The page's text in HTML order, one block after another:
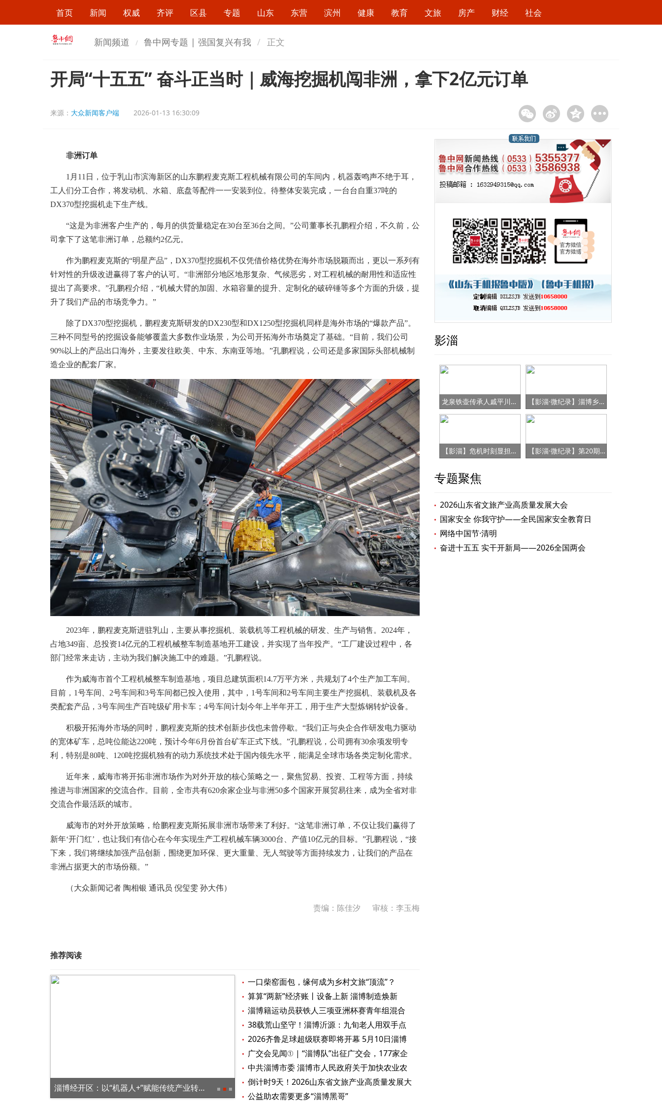
首页 新闻 权威 齐评 区县 专题 山东 东营 滨州 健康 教育 文旅 房产 财经 社会
新闻频道 鲁中网专题 | 强国复兴有我 正文
开局“十五五” 奋斗正当时｜威海挖掘机闯非洲，拿下2亿元订单
来源： 大众新闻客户端 2026-01-13 16:30:09
非洲订单
1月11日，位于乳山市滨海新区的山东鹏程麦克斯工程机械有限公司的车间内，机器轰鸣声不绝于耳，
工人们分工合作，将发动机、水箱、底盘等配件一一安装到位。待整体安装完成，一台台自重37吨的
DX370型挖掘机走下生产线。
“这是为非洲客户生产的，每月的供货量稳定在30台至36台之间。”公司董事长孔鹏程介绍，不久前，公
司拿下了这笔非洲订单，总额约2亿元。
作为鹏程麦克斯的“明星产品”，DX370型挖掘机不仅凭借价格优势在海外市场脱颖而出，更以一系列有
针对性的升级改进赢得了客户的认可。“非洲部分地区地形复杂、气候恶劣，对工程机械的耐用性和适应性
提出了高要求。”孔鹏程介绍，“机械大臂的加固、水箱容量的提升、定制化的破碎锤等多个方面的升级，提
升了我们产品的市场竞争力。”
除了DX370型挖掘机，鹏程麦克斯研发的DX230型和DX1250型挖掘机同样是海外市场的“爆款产品”。
三种不同型号的挖掘设备能够覆盖大多数作业场景，为公司开拓海外市场奠定了基础。“目前，我们公司
90%以上的产品出口海外，主要发往欧美、中东、东南亚等地。”孔鹏程说，公司还是多家国际头部机械制
造企业的配套厂家。
2023年，鹏程麦克斯进驻乳山，主要从事挖掘机、装载机等工程机械的研发、生产与销售。2024年，
占地349亩、总投资14亿元的工程机械整车制造基地开工建设，并实现了当年投产。“工厂建设过程中，各
部门经常来走访，主动为我们解决施工中的难题。”孔鹏程说。
作为威海市首个工程机械整车制造基地，项目总建筑面积14.7万平方米，共规划了4个生产加工车间。
目前，1号车间、2号车间和3号车间都已投入使用，其中，1号车间和2号车间主要生产挖掘机、装载机及各
类配套产品，3号车间生产百吨级矿用卡车；4号车间计划今年上半年开工，用于生产大型炼钢转炉设备。
积极开拓海外市场的同时，鹏程麦克斯的技术创新步伐也未曾停歇。“我们正与央企合作研发电力驱动
的宽体矿车，总吨位能达220吨，预计今年6月份首台矿车正式下线。”孔鹏程说，公司拥有30余项发明专
利，特别是80吨、120吨挖掘机独有的动力系统技术处于国内领先水平，能满足全球市场各类定制化需求。
近年来，威海市将开拓非洲市场作为对外开放的核心策略之一，聚焦贸易、投资、工程等方面，持续
推进与非洲国家的交流合作。目前，全市共有620余家企业与非洲50多个国家开展贸易往来，成为全省对非
交流合作最活跃的城市。
威海市的对外开放策略，给鹏程麦克斯拓展非洲市场带来了利好。“这笔非洲订单，不仅让我们赢得了
新年‘开门红’，也让我们有信心在今年实现生产工程机械车辆3000台、产值10亿元的目标。”孔鹏程说，“接
下来，我们将继续加强产品创新，围绕更加环保、更大重量、无人驾驶等方面持续发力，让我们的产品在
非洲占据更大的市场份额。”
（大众新闻记者 陶相银 通讯员 倪玺雯 孙大伟）
责编：陈佳汐 审核：李玉梅
推荐阅读
淄博经开区：以“机器人+”赋能传统产业转型升级 淄博这些古城古村，藏着最治愈的春日烟火
一口柴窑面包，缘何成为乡村文旅“顶流”？
算算“两新”经济账丨设备上新 淄博制造焕新
淄博籍运动员获铁人三项亚洲杯赛青年组混合
接力冠军
38载荒山坚守！淄博沂源：九旬老人用双手点
亮青山
2026齐鲁足球超级联赛即将开幕 5月10日淄博
主场首战临沂
广交会见闻① | “淄博队”出征广交会，177家企
业为“淄博智造”全球“上分”
中共淄博市委 淄博市人民政府关于加快农业农
村现代化扎实推进乡村全面振兴的实施意见
倒计时9天！2026山东省文旅产业高质量发展大
会将在淄博召开
公益助农需要更多“淄博黑哥”
影淄
龙泉铁壶传承人戚平川的“守艺”之路 【影淄·微纪录】淄博乡村女书记的“变形记”
【影淄】危机时刻显担当 赤胆忠心保健康 【影淄·微纪录】第20期：战“疫”老将刘景春
专题聚焦
2026山东省文旅产业高质量发展大会
国家安全 你我守护——全民国家安全教育日
网络中国节·清明
奋进十五五 实干开新局——2026全国两会